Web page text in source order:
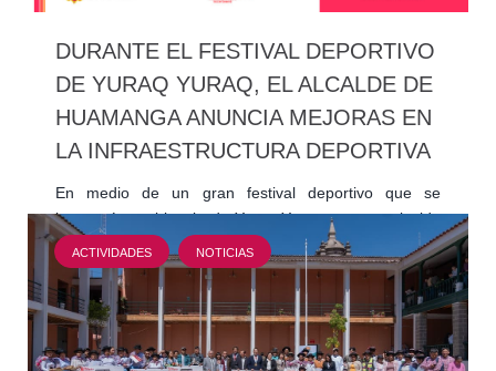
DURANTE EL FESTIVAL DEPORTIVO
DE YURAQ YURAQ, EL ALCALDE DE
HUAMANGA ANUNCIA MEJORAS EN
LA INFRAESTRUCTURA DEPORTIVA
En medio de un gran festival deportivo que se
inauguró en el barrio de Yuraq Yuraq, nuestro alcalde
de la Municipalidad Provincial de Huamanga, Juan…
ACTIVIDADES NOTICIAS